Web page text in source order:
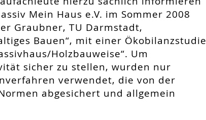
Mein Haus e.V. im Sommer 2008
Graubner, TU Darmstadt,
Bauen“, mit einer Ökobilanzstudie
Holzbauweise“. Um
sicher zu stellen, wurden nur
verwendet, die von der
abgesichert und allgemein